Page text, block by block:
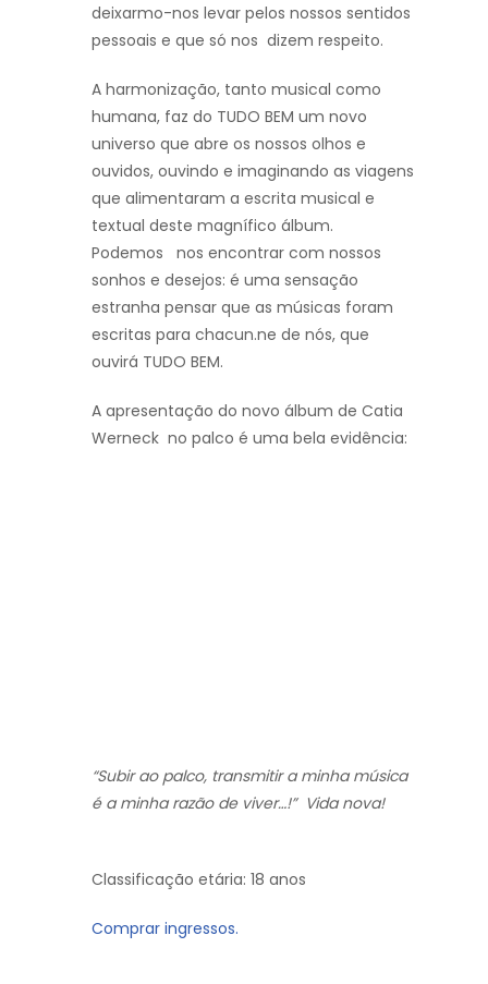
deixarmo-nos levar pelos nossos sentidos
pessoais e que só nos dizem respeito.
A harmonização, tanto musical como
humana, faz do TUDO BEM um novo
universo que abre os nossos olhos e
ouvidos, ouvindo e imaginando as viagens
que alimentaram a escrita musical e
textual deste magnífico álbum.
Podemos nos encontrar com nossos
sonhos e desejos: é uma sensação
estranha pensar que as músicas foram
escritas para chacun.ne de nós, que
ouvirá TUDO BEM.
A apresentação do novo álbum de Catia
Werneck no palco é uma bela evidência:
“Subir ao palco, transmitir a minha música
é a minha razão de viver…!” Vida nova!
Classificação etária: 18 anos
Comprar ingressos.